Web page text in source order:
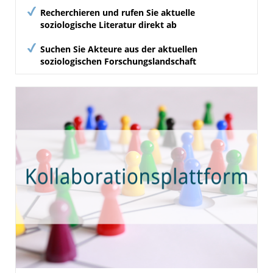
Recherchieren und rufen Sie aktuelle
soziologische Literatur direkt ab
Suchen Sie Akteure aus der aktuellen
soziologischen Forschungslandschaft